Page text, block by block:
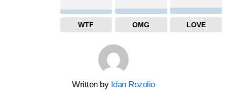
LOVE
OMG
WTF
Written by Idan Rozolio